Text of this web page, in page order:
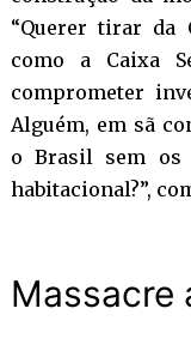
“Querer tirar da
como a Caixa
comprometer
Alguém, em sã
o Brasil sem os
habitacional?”,
Massacre